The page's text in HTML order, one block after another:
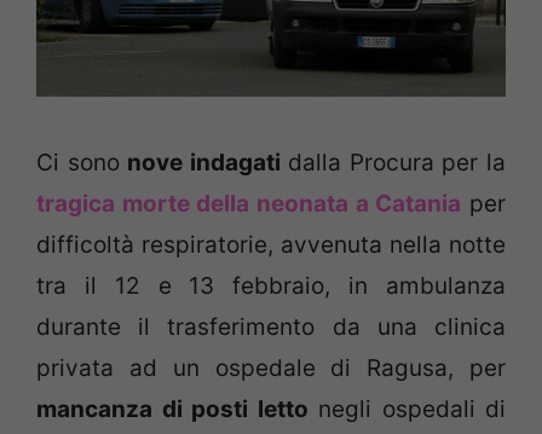
Ci sono nove indagati dalla Procura per la
tragica morte della neonata a Catania per
difficoltà respiratorie, avvenuta nella notte
tra il 12 e 13 febbraio, in ambulanza
durante il trasferimento da una clinica
privata ad un ospedale di Ragusa, per
mancanza di posti letto negli ospedali di